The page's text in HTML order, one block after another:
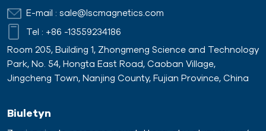
E-mail : sale@lscmagnetics.com
Tel : +86 -13559234186
Room 205, Building 1, Zhongmeng Science and Technology
Park, No. 54, Hongta East Road, Caoban Village,
Jingcheng Town, Nanjing County, Fujian Province, China
Biuletyn